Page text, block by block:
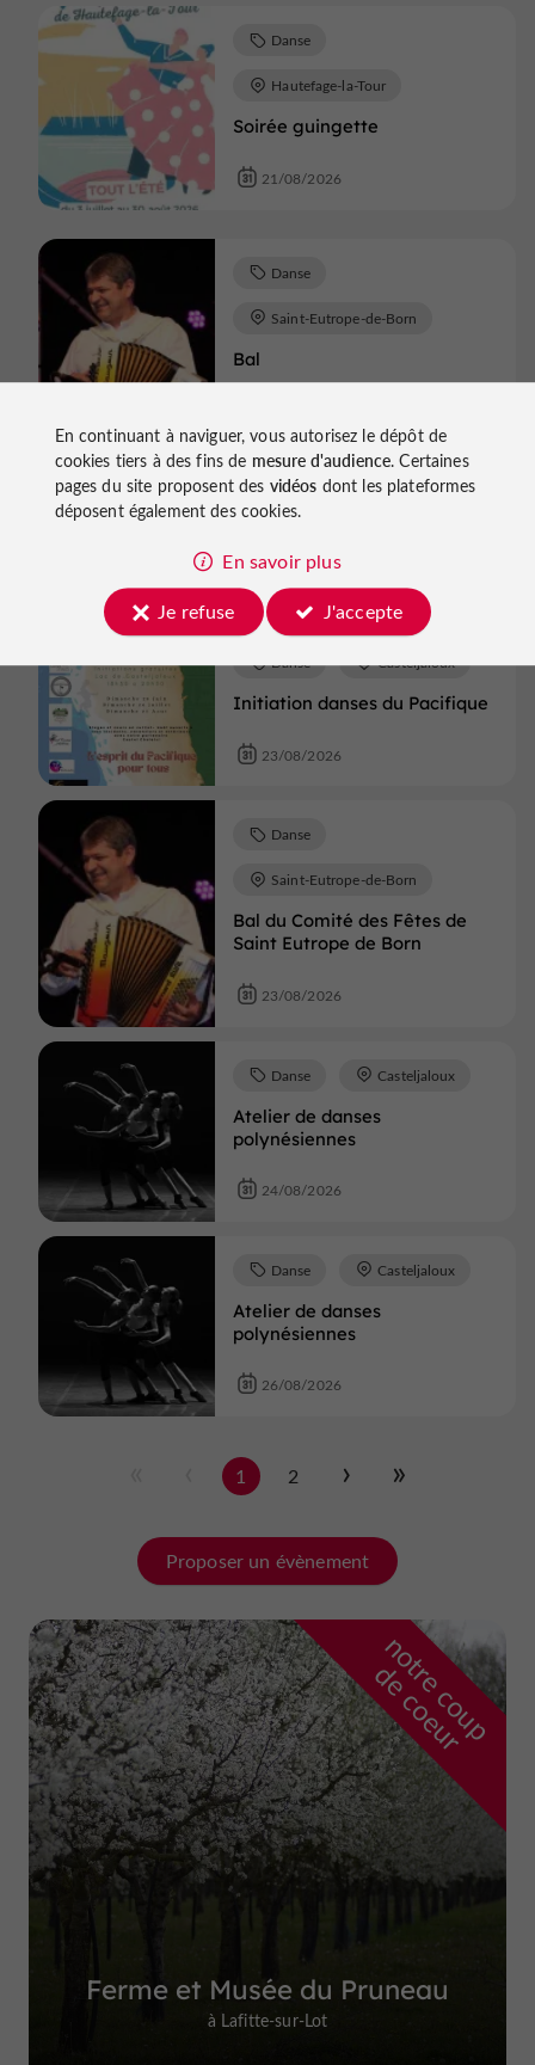
Soirée guingette
Danse
Hautefage-la-Tour
21/08/2026
Bal
Danse
Saint-Eutrope-de-Born
Danse Monflanquin
Initiation danses du Pacifique
Danse Casteljaloux
23/08/2026
Bal du Comité des Fêtes de
Saint Eutrope de Born
Danse
Saint-Eutrope-de-Born
23/08/2026
Atelier de danses
polynésiennes
Danse Casteljaloux
24/08/2026
Atelier de danses
polynésiennes
Danse Casteljaloux
26/08/2026
1 2
Proposer un évènement
n
o
t
r
e
c
o
u
p
d
e
c
o
e
u
r
Ferme et Musée du Pruneau
à Lafitte-sur-Lot
En continuant à naviguer, vous autorisez le dépôt de
cookies tiers à des fins de mesure d'audience. Certaines
pages du site proposent des vidéos dont les plateformes
déposent également des cookies.
En savoir plus
Je refuse
J'accepte